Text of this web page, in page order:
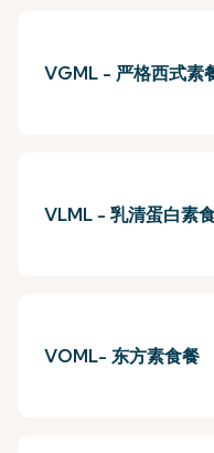
VGML - 严格西式素
VLML - 乳清蛋白素
VOML- 东方素食餐